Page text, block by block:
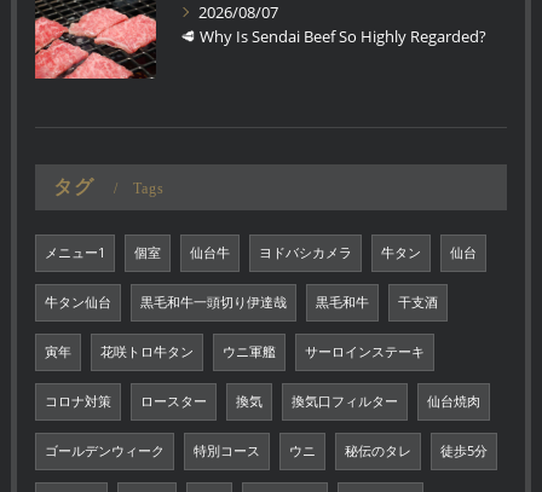
2026/08/07
🥩 Why Is Sendai Beef So Highly Regarded?
タグ Tags
メニュー1 個室 仙台牛 ヨドバシカメラ 牛タン 仙台
牛タン仙台 黒毛和牛一頭切り伊達哉 黒毛和牛 干支酒
寅年 花咲トロ牛タン ウニ軍艦 サーロインステーキ
コロナ対策 ロースター 換気 換気口フィルター 仙台焼肉
ゴールデンウィーク 特別コース ウニ 秘伝のタレ 徒歩5分